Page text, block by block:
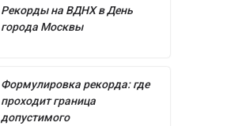
Рекорды на ВДНХ в День
города Москвы
Формулировка рекорда: где
проходит граница
допустимого